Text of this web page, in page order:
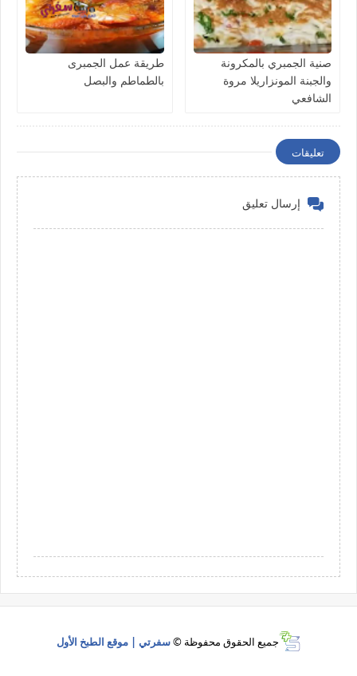
صنية الجمبري بالمكرونة
والجبنة المونزاريلا مروة
الشافعي
طريقة عمل الجمبرى
بالطماطم والبصل
تعليقات
إرسال تعليق
جميع الحقوق محفوظة ©سفرتي | موقع الطبخ الأول